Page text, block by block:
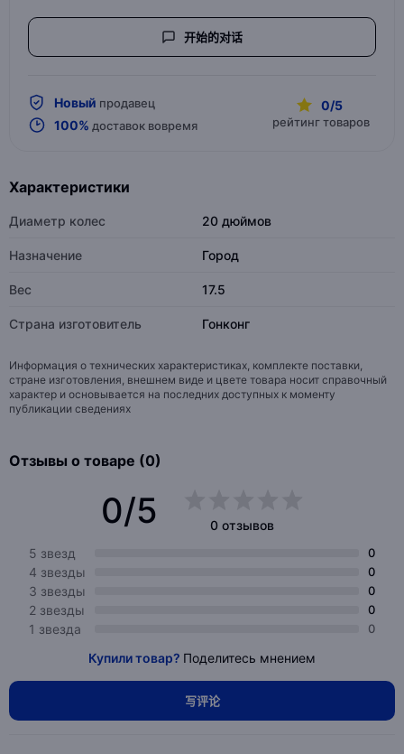
开始的对话
Новый продавец
100% доставок вовремя
0/5
рейтинг товаров
Характеристики
Диаметр колес 20 дюймов
Назначение Город
Вес 17.5
Страна изготовитель Гонконг
Информация о технических характеристиках, комплекте поставки,
стране изготовления, внешнем виде и цвете товара носит справочный
характер и основывается на последних доступных к моменту
публикации сведениях
Отзывы о товаре (0)
0/5
0 отзывов
5 звезд
0
4 звезды 0
3 звезды 0
2 звезды 0
1 звезда 0
Купили товар? Поделитесь мнением
写评论